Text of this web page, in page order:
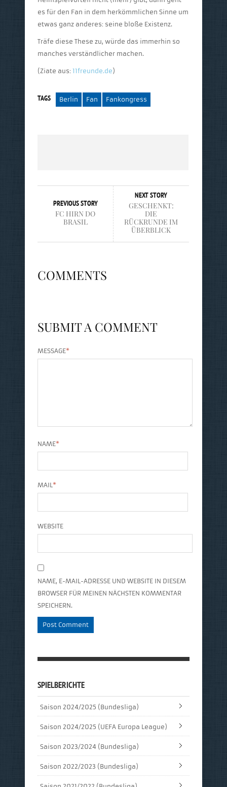
es für den Fan in dem herkömmlichen Sinne um
etwas ganz anderes: seine bloße Existenz.
Träfe diese These zu, würde das immerhin so
manches verständlicher machen.
(Ziate aus: 11freunde.de )
TAGS Berlin Fan Fankongress
PREVIOUS STORY
FC HIRN DO
BRASIL
NEXT STORY
GESCHENKT:
DIE
RÜCKRUNDE IM
ÜBERBLICK
COMMENTS
SUBMIT A COMMENT
MESSAGE*
NAME*
MAIL *
WEBSITE
NAME, E-MAIL-ADRESSE UND WEBSITE IN DIESEM
BROWSER FÜR MEINEN NÄCHSTEN KOMMENTAR
SPEICHERN.
SPIELBERICHTE
Saison 2024/2025 (Bundesliga)
Saison 2024/2025 (UEFA Europa League)
Saison 2023/2024 (Bundesliga)
Saison 2022/2023 (Bundesliga)